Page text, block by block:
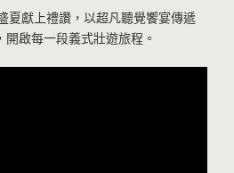
夏獻上禮讚，以超凡聽覺饗宴傳遞
啟每一段義式壯遊旅程。